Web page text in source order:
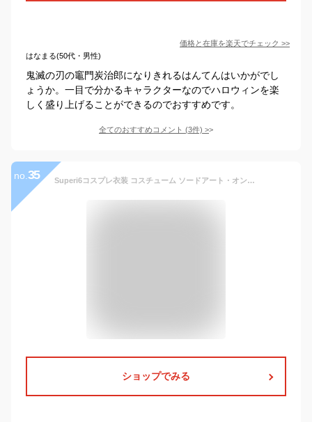
価格と在庫を楽天でチェック >>
はなまる(50代・男性)
鬼滅の刃の竈門炭治郎になりきれるはんてんはいかがでし
ょうか。一目で分かるキャラクターなのでハロウィンを楽
しく盛り上げることができるのでおすすめです。
全てのおすすめコメント (3件) >
no. 35 Superi6コスプレ衣装 コスチューム ソードアート・オンライン SAO オンライン風 桐ヶ谷和人 戦闘服 キリト オンライン SAO キリト cosplay コスプレ衣装 コスチューム イベント仮装
ショップでみる